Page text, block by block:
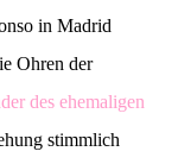
in Madrid
Ohren der
des ehemaligen
stimmlich